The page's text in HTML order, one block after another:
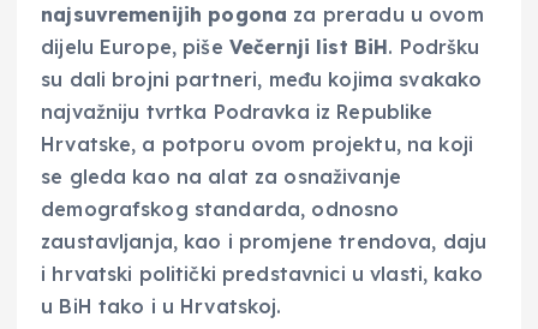
najsuvremenijih pogona za preradu u ovom
dijelu Europe, piše Večernji list BiH. Podršku
su dali brojni partneri, među kojima svakako
najvažniju tvrtka Podravka iz Republike
Hrvatske, a potporu ovom projektu, na koji
se gleda kao na alat za osnaživanje
demografskog standarda, odnosno
zaustavljanja, kao i promjene trendova, daju
i hrvatski politički predstavnici u vlasti, kako
u BiH tako i u Hrvatskoj.